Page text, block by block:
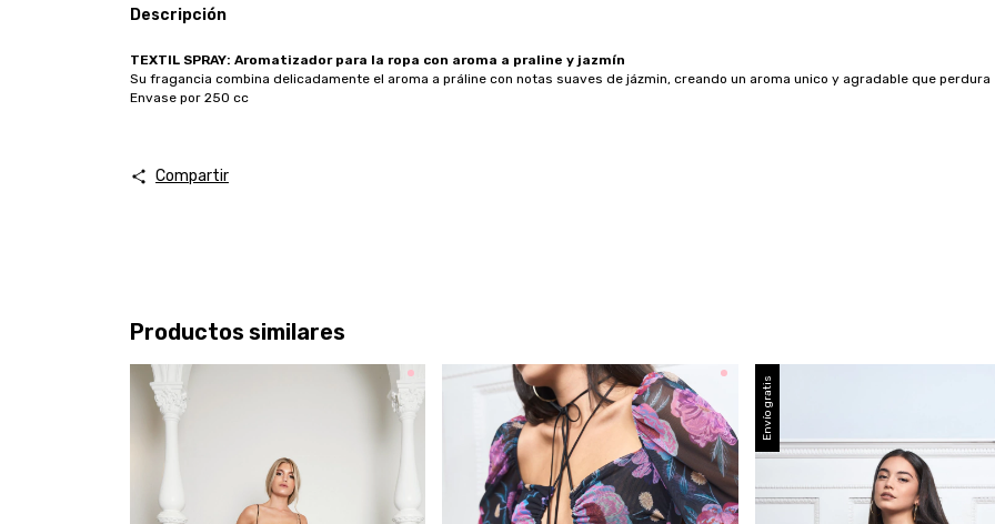
Descripción
TEXTIL SPRAY: Aromatizador para la ropa con aroma a praline y jazmín
Su fragancia combina delicadamente el aroma a práline con notas suaves de jázmin, creando un aroma unico y agradable que
Envase por 250 cc
Compartir
Productos similares
Envío gratis